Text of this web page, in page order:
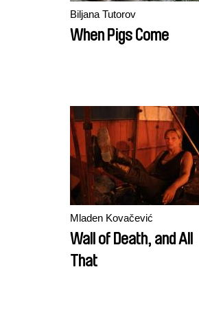
Biljana Tutorov
When Pigs Come
Mladen Kovačević
Wall of Death, and All
That